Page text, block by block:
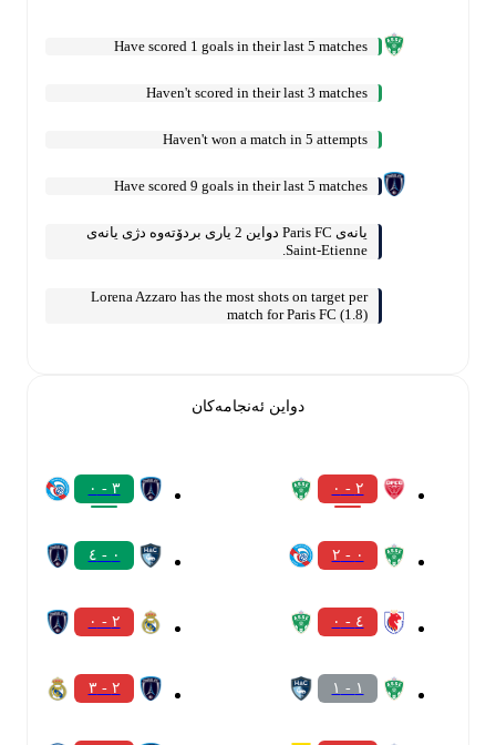
Have scored 1 goals in their last 5 matches
Haven't scored in their last 3 matches
Haven't won a match in 5 attempts
Have scored 9 goals in their last 5 matches
یانەی Paris FC دواین 2 یاری بردۆتەوە دژی یانەی
Saint-Etienne.
Lorena Azzaro has the most shots on target per
match for Paris FC (1.8)
دواین ئەنجامەکان
٢ - ٠
٠ - ٢
٤ - ٠
١ - ١
٣ - ٠
٠ - ٤
٢ - ٠
٢ - ٣